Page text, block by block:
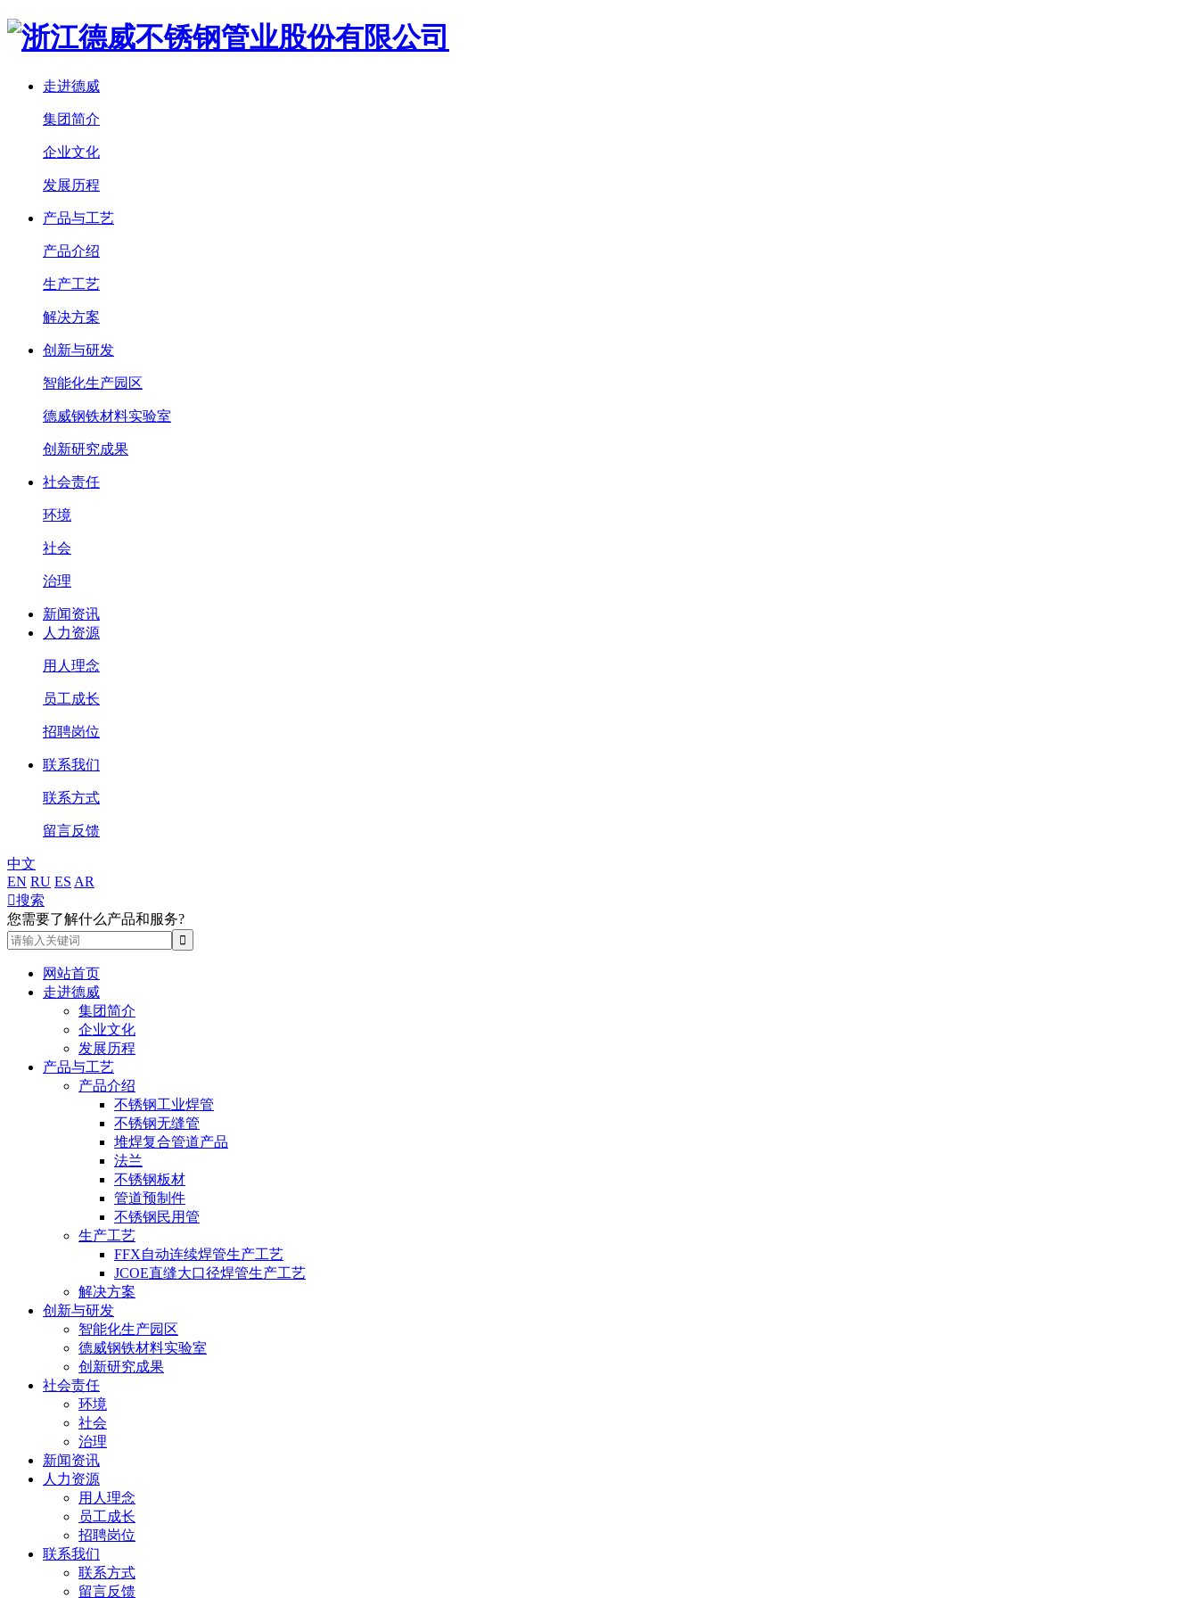
走进德威
集团简介
企业文化
发展历程
产品与工艺
产品介绍
生产工艺
解决方案
创新与研发
智能化生产园区
德威钢铁材料实验室
创新研究成果
社会责任
环境
社会
治理
新闻资讯
人力资源
用人理念
员工成长
招聘岗位
联系我们
联系方式
留言反馈
中文
EN RU ES AR
搜索
您需要了解什么产品和服务?
网站首页
走进德威
集团简介
企业文化
发展历程
产品与工艺
产品介绍
不锈钢工业焊管
不锈钢无缝管
堆焊复合管道产品
法兰
不锈钢板材
管道预制件
不锈钢民用管
生产工艺
FFX自动连续焊管生产工艺
JCOE直缝大口径焊管生产工艺
解决方案
创新与研发
智能化生产园区
德威钢铁材料实验室
创新研究成果
社会责任
环境
社会
治理
新闻资讯
人力资源
用人理念
员工成长
招聘岗位
联系我们
联系方式
留言反馈